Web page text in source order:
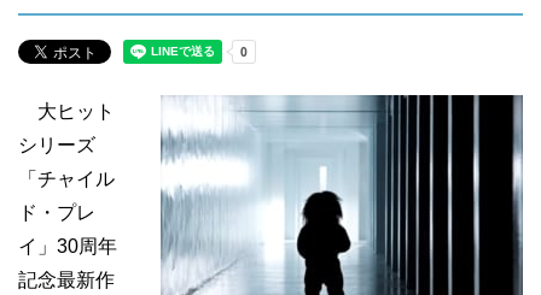
大ヒット
シリーズ
「チャイル
ド・プレ
イ」30周年
記念最新作